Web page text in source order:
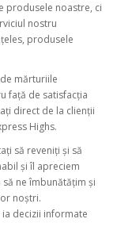
produsele noastre, ci
nostru
produsele
mărturiile
față de satisfacția
direct de la clienții
Highs.
să reveniți și să
și îl apreciem
ne îmbunătățim și
noștri.
decizii informate